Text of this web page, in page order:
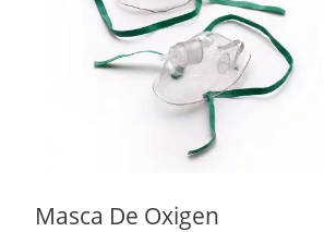
Masca De Oxigen